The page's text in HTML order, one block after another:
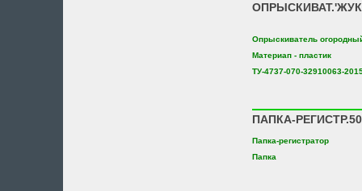
Опрыскиватель
Материап - пластик
ТУ-4737-070-32910063-
ПАПКА-
Папка-регистратор
Папка